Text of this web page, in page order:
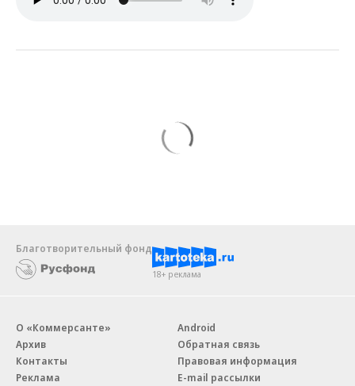
Благотворительный фонд
18+ реклама
О «Коммерсанте»
Архив
Контакты
Реклама
Android
Обратная связь
Правовая информация
E-mail рассылки